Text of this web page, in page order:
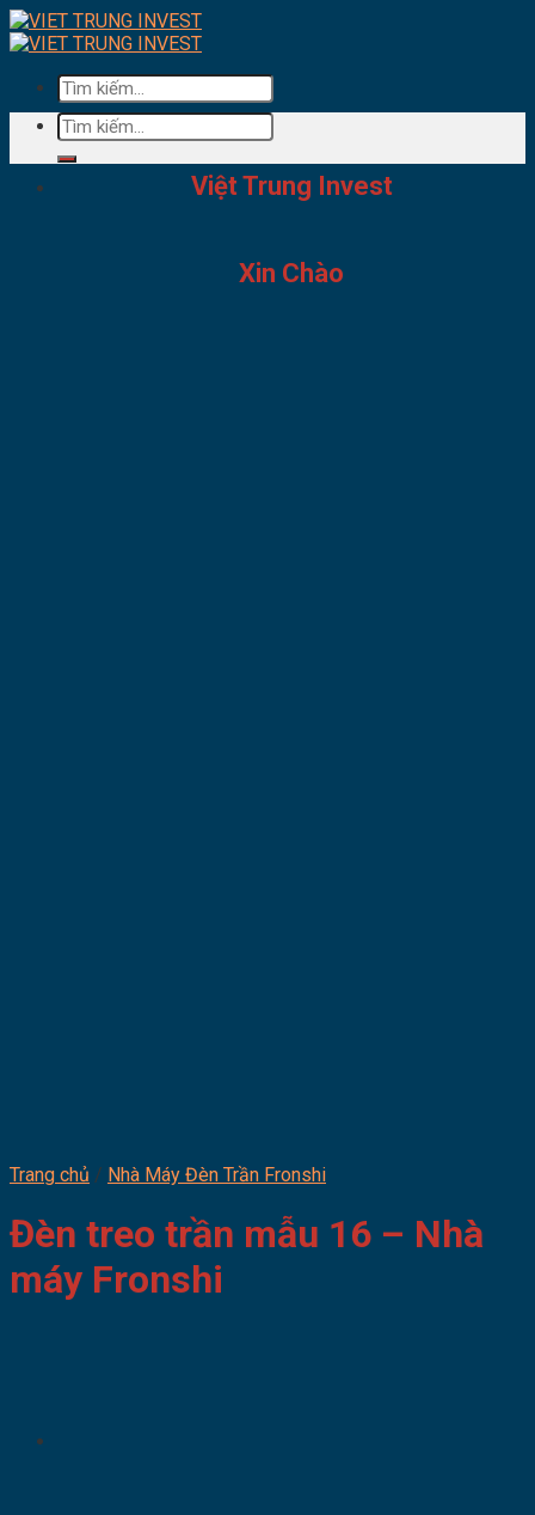
Skip
to
Tìm
kiếm:
Việt Trung Invest
Xin Chào
Tìm
kiếm:
Trang chủ / Nhà Máy Đèn Trần Fronshi
Đèn treo trần mẫu 16 – Nhà
máy Fronshi